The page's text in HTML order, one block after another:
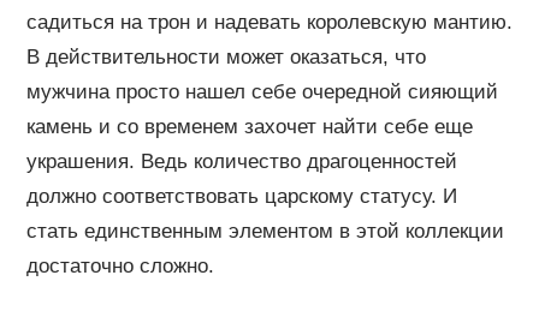
садиться на трон и надевать королевскую мантию.
В действительности может оказаться, что
мужчина просто нашел себе очередной сияющий
камень и со временем захочет найти себе еще
украшения. Ведь количество драгоценностей
должно соответствовать царскому статусу. И
стать единственным элементом в этой коллекции
достаточно сложно.